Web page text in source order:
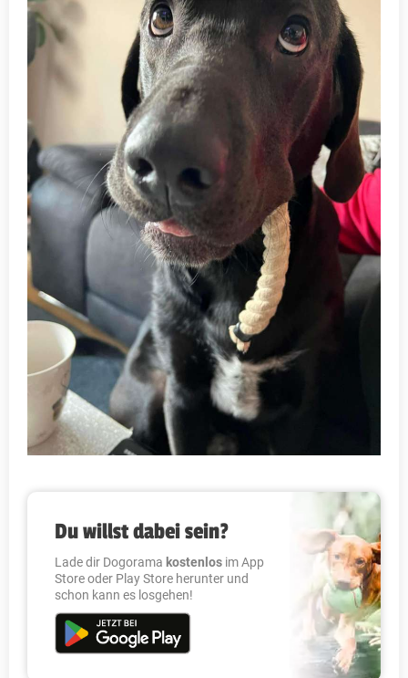
Du willst dabei sein?
Lade dir Dogorama kostenlos im App
Store oder Play Store herunter und
schon kann es losgehen!